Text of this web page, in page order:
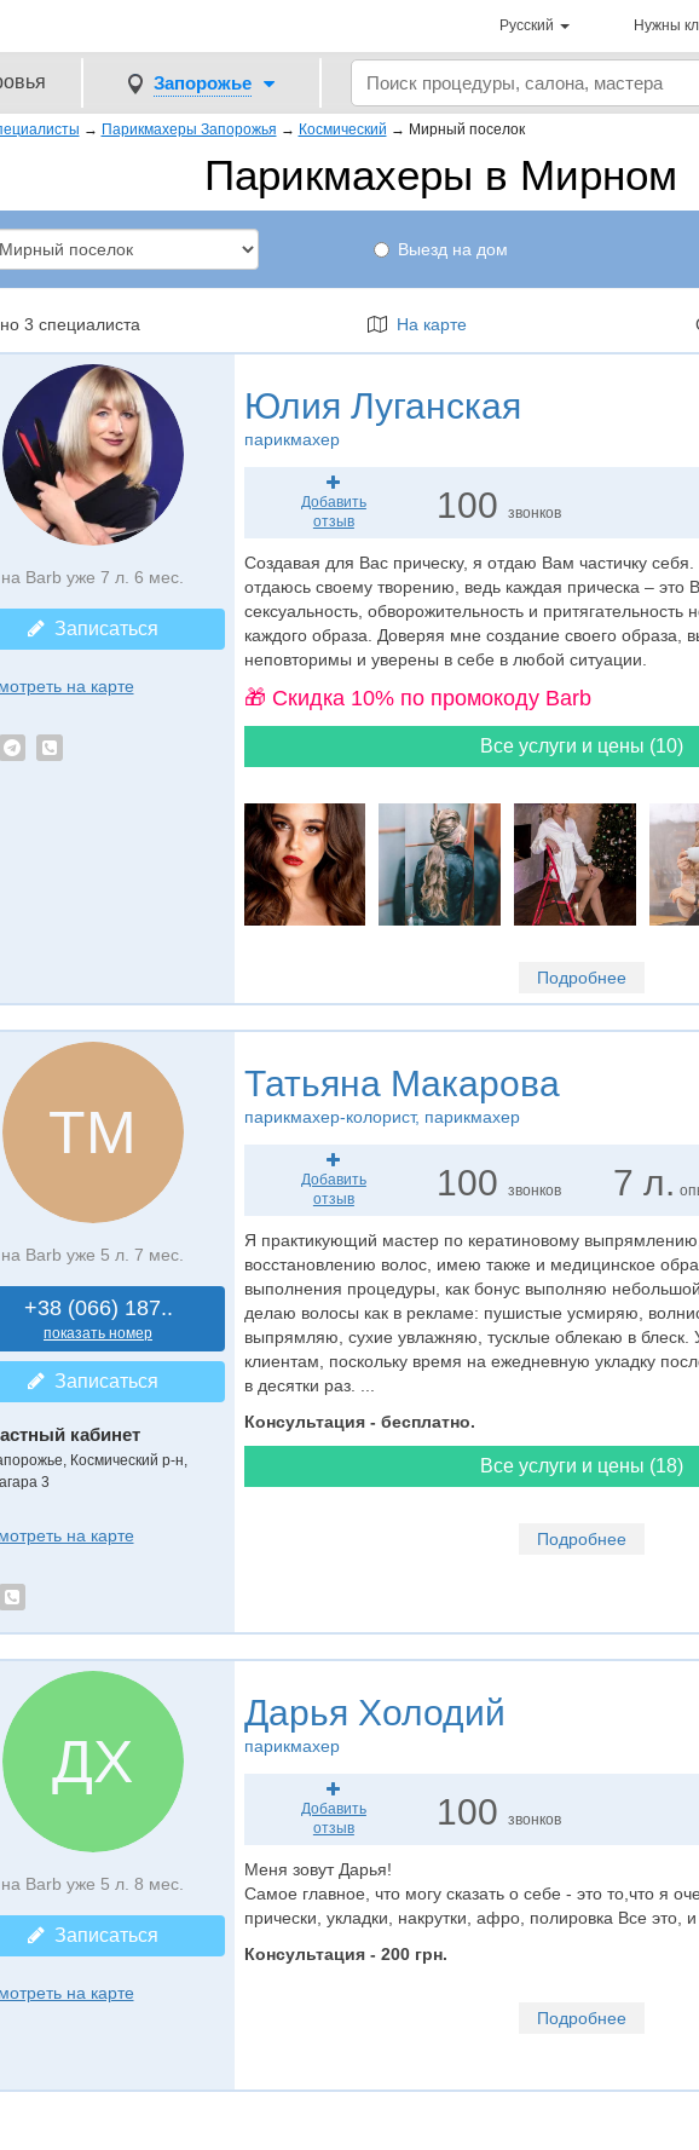
Русский Нужны
Запорожье
→ Парикмахеры Запорожья → Космический → Мирный поселок
Парикмахеры в Мирном
Выезд на дом
3 специалиста На карте
на Barb уже 7 л. 6 мес.
Записаться
на карте
Юлия Луганская
парикмахер
Добавить
отзыв
100звонков
Создавая для Вас прическу, я отдаю Вам частичку
отдаюсь своему творению, ведь каждая прическа – это
сексуальность, обворожительность и притягательность
каждого образа. Доверяя мне создание своего образа,
неповторимы и уверены в себе в любой ситуации.
🎁 Cкидка 10% по промокоду Barb
Все услуги и цены (10)
Подробнее
ТМ
на Barb уже 5 л. 7 мес.
+38 (066) 187..
показать номер
Записаться
кабинет
Космический р-н,
3
на карте
Татьяна Макарова
парикмахер-колорист, парикмахер
Добавить
отзыв
100звонков 7 л.
Я практикующий мастер по кератиновому
восстановлению волос, имею также и медицинское
выполнения процедуры, как бонус выполняю
делаю волосы как в рекламе: пушистые усмиряю,
выпрямляю, сухие увлажняю, тусклые облекаю в
клиентам, поскольку время на ежедневную укладку
в десятки раз. ...
Консультация - бесплатно.
Все услуги и цены (18)
Подробнее
ДХ
на Barb уже 5 л. 8 мес.
Записаться
на карте
Дарья Холодий
парикмахер
Добавить
отзыв
100звонков
Меня зовут Дарья!
Самое главное, что могу сказать о себе - это то,что я
прически, укладки, накрутки, афро, полировка Все это,
Консультация - 200 грн.
Подробнее